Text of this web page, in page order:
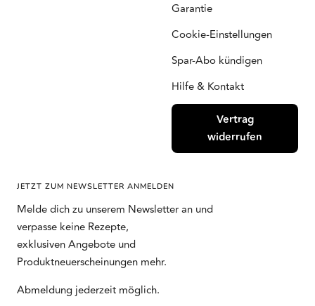
Garantie
Cookie-Einstellungen
Spar-Abo kündigen
Hilfe & Kontakt
Vertrag
widerrufen
JETZT ZUM NEWSLETTER ANMELDEN
Melde dich zu unserem Newsletter an und
verpasse keine Rezepte,
exklusiven Angebote und
Produktneuerscheinungen mehr.
Abmeldung jederzeit möglich.